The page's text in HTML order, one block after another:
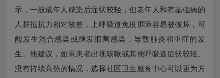
示，一般成年人感染后症状较轻，但老年人和有基础病的
人群抵抗力相对较差，上呼吸道免疫屏障容易被破坏，可
能发生混合感染或继发细菌感染，导致肺炎和重症的发
生。他建议，如果患者出现咳嗽或其他呼吸道症状较轻、
没有持续高热的情况，选择社区卫生服务中心可以更为方